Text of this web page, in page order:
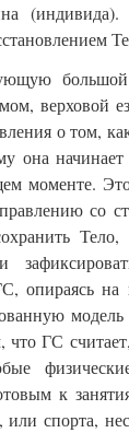
верховой
о том,
она начинает
моменте.
со
опираясь на
что ГС
к
спорта,